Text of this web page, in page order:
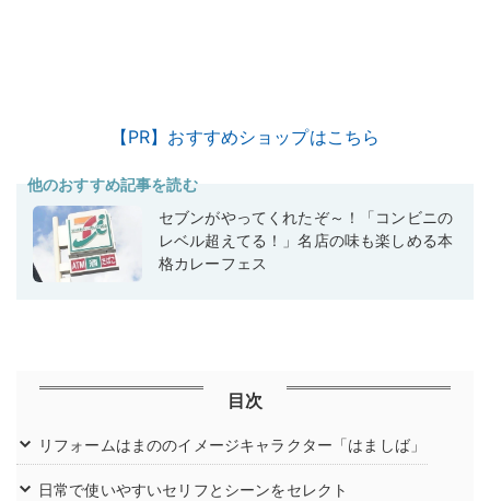
【PR】おすすめショップはこちら
他のおすすめ記事を読む
セブンがやってくれたぞ～！「コンビニの
レベル超えてる！」名店の味も楽しめる本
格カレーフェス
目次
リフォームはまののイメージキャラクター「はましば」
日常で使いやすいセリフとシーンをセレクト